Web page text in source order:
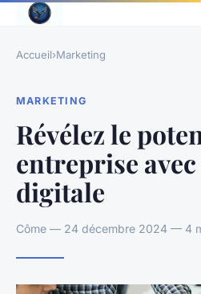
Accueil›Marketing
MARKETING
Révélez le
entreprise
digitale
Côme — 24 décembre 2024 — 4